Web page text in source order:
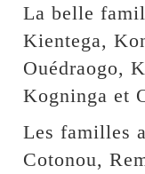
La belle
Kientega,
Ouédraogo,
Kogninga et
Les familles
Cotonou,